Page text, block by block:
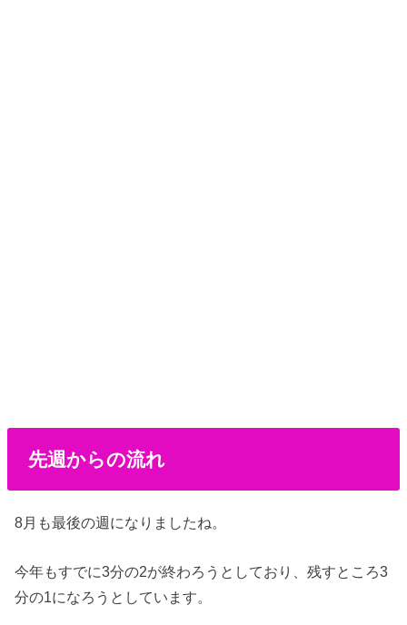
先週からの流れ
8月も最後の週になりましたね。
今年もすでに3分の2が終わろうとしており、残すところ3
分の1になろうとしています。